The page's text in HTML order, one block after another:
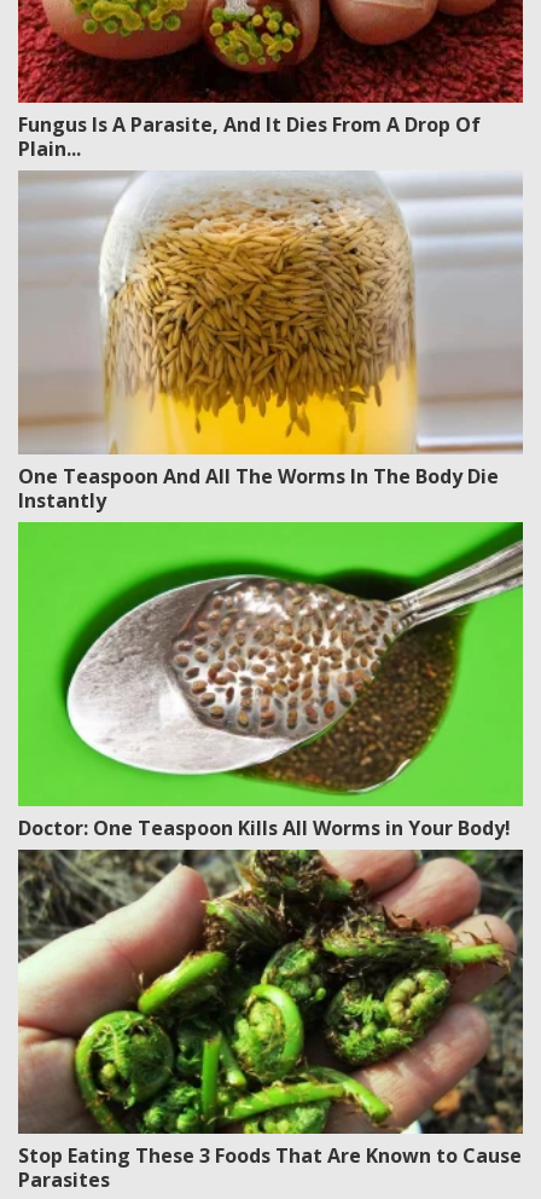
Fungus Is A Parasite, And It Dies From A Drop Of
Plain...
One Teaspoon And All The Worms In The Body Die
Instantly
Doctor: One Teaspoon Kills All Worms in Your Body!
Stop Eating These 3 Foods That Are Known to Cause
Parasites